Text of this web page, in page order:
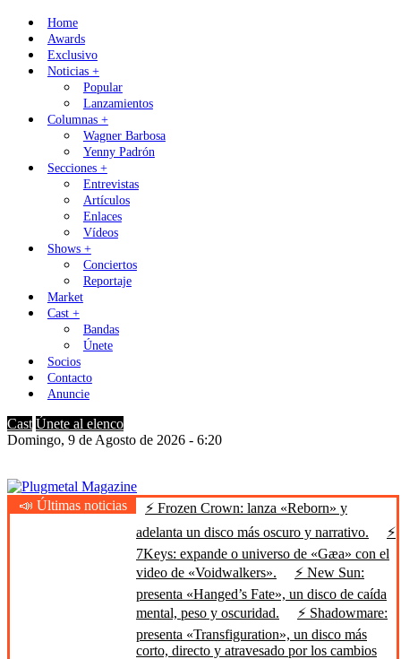
Skip
content
Home
Awards
Exclusivo
Noticias +
Popular
Lanzamientos
Columnas +
Wagner Barbosa
Yenny Padrón
Secciones +
Entrevistas
Artículos
Enlaces
Vídeos
Shows +
Conciertos
Reportaje
Market
Cast +
Bandas
Únete
Socios
Contacto
Anuncie
Cast Únete al elenco
Domingo, 9 de Agosto de 2026 - 6:20
Plugmetal Magazine
Heavy Metal is Life
📣 Últimas noticias
⚡ Frozen Crown: lanza «Reborn» y
adelanta un disco más oscuro y narrativo.
⚡
7Keys: expande o universo de «Gæa» con el
video de «Voidwalkers».
⚡ New Sun:
presenta «Hanged’s Fate», un disco de caída
mental, peso y oscuridad.
⚡ Shadowmare:
presenta «Transfiguration», un disco más
corto, directo y atravesado por los cambios